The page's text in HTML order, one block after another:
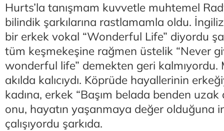
Hurts’la tanışmam kuvvetle muhtemel
bilindik şarkılarına rastlamamla oldu.
bir erkek vokal “Wonderful Life” diyordu
tüm keşmekeşine rağmen üstelik “Never
wonderful life” demekten geri kalmıyordu.
akılda kalıcıydı. Köprüde hayallerinin
kadına, erkek “Başım belada benden uzak
onu, hayatın yaşanmaya değer olduğuna
çalışıyordu şarkıda.